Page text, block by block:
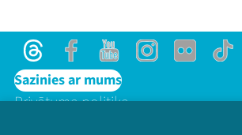
ThreadsFacebookYoutubeInstagram
Flick
Sazinies ar mums
Privātuma politika